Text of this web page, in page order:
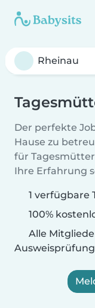
Der perfekte
Hause zu
für
Ihre Erfahrung
1 verfügbare
100%
Alle
Ausweisprüfung